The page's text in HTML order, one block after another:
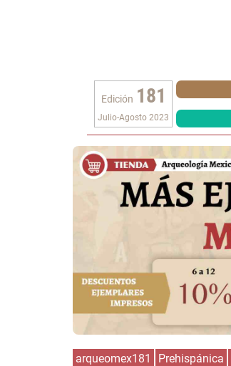
Edición 181
Julio-Agosto 2023
arqueomex181 Prehispánica